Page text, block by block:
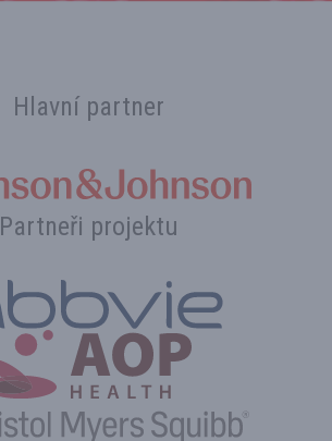
Hlavní partner
Partneři projektu